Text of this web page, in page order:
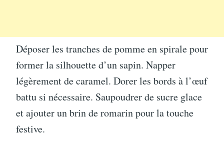
Déposer les tranches de pomme en spirale pour
former la silhouette d’un sapin. Napper
légèrement de caramel. Dorer les bords à l’œuf
battu si nécessaire. Saupoudrer de sucre glace
et ajouter un brin de romarin pour la touche
festive.